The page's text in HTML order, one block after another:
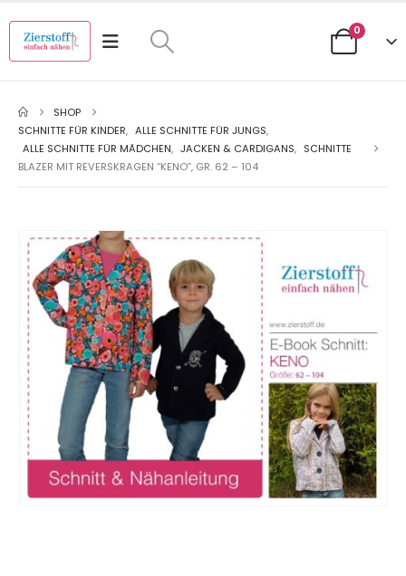
0
SHOP
SCHNITTE FÜR KINDER, ALLE SCHNITTE FÜR JUNGS,
ALLE SCHNITTE FÜR MÄDCHEN, JACKEN & CARDIGANS, SCHNITTE
BLAZER MIT REVERSKRAGEN “KENO”, GR. 62 – 104